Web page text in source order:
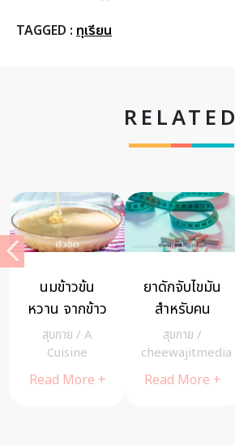
TAGGED : ทุเรียน
RELATED
นมข้าวข้น
หวาน จากข้าว
หอมมะลิ โดย
ม.ธรรมศาสตร์
สุขกาย / A
Cuisine
Read More +
ยาดักจับไขมัน
สำหรับคน
อยากผอม
ควรหรือไม่
ควรใช้ อย่างไร
สุขกาย /
cheewajitmedia
Read More +